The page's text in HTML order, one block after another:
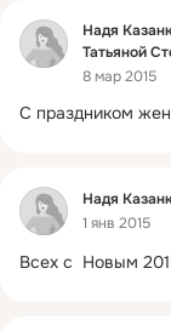
Фид Надя
Татьяной
8 мар 2015
С праздником
Фид
Надя
1 янв 2015
Всех с  Новым